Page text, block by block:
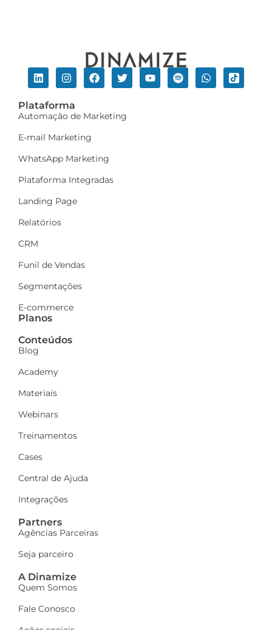
Plataforma
Automação de Marketing
E-mail Marketing
WhatsApp Marketing
Plataforma Integradas
Landing Page
Relatórios
CRM
Funil de Vendas
Segmentações
E-commerce
Planos
Conteúdos
Blog
Academy
Materiais
Webinars
Treinamentos
Cases
Central de Ajuda
Integrações
Partners
Agências Parceiras
Seja parceiro
A Dinamize
Quem Somos
Fale Conosco